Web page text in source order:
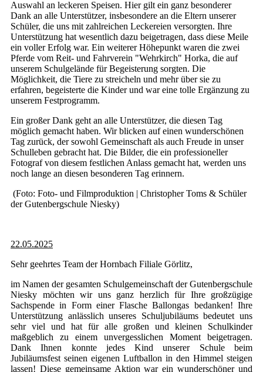
Auswahl an leckeren Speisen. Hier gilt ein ganz besonderer
Dank an alle Unterstützer, insbesondere an die Eltern unserer
Schüler, die uns mit zahlreichen Leckereien versorgten. Ihre
Unterstützung hat wesentlich dazu beigetragen, dass diese Meile
ein voller Erfolg war. Ein weiterer Höhepunkt waren die zwei
Pferde vom Reit- und Fahrverein "Wehrkirch" Horka, die auf
unserem Schulgelände für Begeisterung sorgten. Die
Möglichkeit, die Tiere zu streicheln und mehr über sie zu
erfahren, begeisterte die Kinder und war eine tolle Ergänzung zu
unserem Festprogramm.
Ein großer Dank geht an alle Unterstützer, die diesen Tag
möglich gemacht haben. Wir blicken auf einen wunderschönen
Tag zurück, der sowohl Gemeinschaft als auch Freude in unser
Schulleben gebracht hat. Die Bilder, die ein professioneller
Fotograf von diesem festlichen Anlass gemacht hat, werden uns
noch lange an diesen besonderen Tag erinnern.
(Foto: Foto- und Filmproduktion | Christopher Toms & Schüler
der Gutenbergschule Niesky)
22.05.2025
Sehr geehrtes Team der Hornbach Filiale Görlitz,
im Namen der gesamten Schulgemeinschaft der Gutenbergschule
Niesky möchten wir uns ganz herzlich für Ihre großzügige
Sachspende in Form einer Flasche Ballongas bedanken! Ihre
Unterstützung anlässlich unseres Schuljubiläums bedeutet uns
sehr viel und hat für alle großen und kleinen Schulkinder
maßgeblich zu einem unvergesslichen Moment beigetragen.
Dank Ihnen konnte jedes Kind unserer Schule beim
Jubiläumsfest seinen eigenen Luftballon in den Himmel steigen
lassen! Diese gemeinsame Aktion war ein wunderschöner und